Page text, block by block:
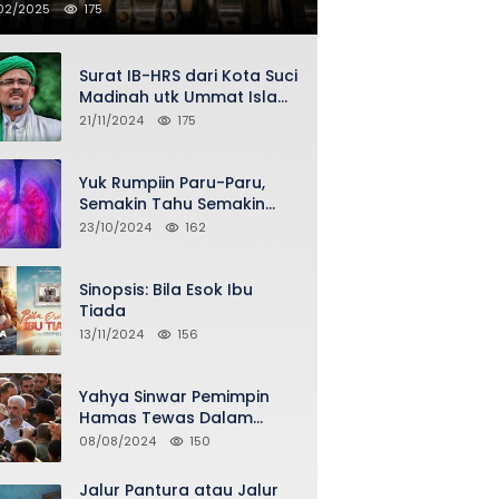
2025 175
Surat IB-HRS dari Kota Suci
Madinah utk Ummat Islam
Indonesia via Penasihat
Bantani
21/11/2024 175
Yuk Rumpiin Paru-Paru,
Semakin Tahu Semakin
Sehat Selalu
23/10/2024 162
Sinopsis: Bila Esok Ibu
Tiada
13/11/2024 156
Yahya Sinwar Pemimpin
Hamas Tewas Dalam
Serangan Israel di Gaza
08/08/2024 150
Jalur Pantura atau Jalur